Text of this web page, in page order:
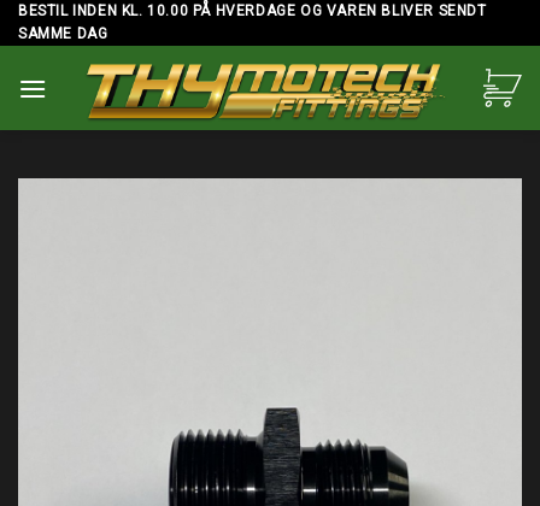
Skip
to
BESTIL INDEN KL. 10.00 PÅ HVERDAGE OG VAREN BLIVER SENDT
SAMME DAG